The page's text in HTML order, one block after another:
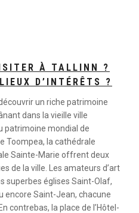
À TALLINN ?
D’INTÉRÊTS ?
un riche patrimoine
dans la vieille ville
patrimoine mondial de
Toompea, la cathédrale
Sainte-Marie offrent deux
de la ville. Les amateurs d’art
superbes églises Saint-Olaf,
encore Saint-Jean, chacune
contrebas, la place de l’Hôtel-